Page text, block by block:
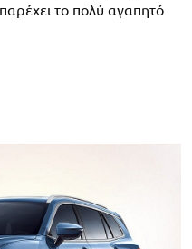
το πολύ αγαπητό